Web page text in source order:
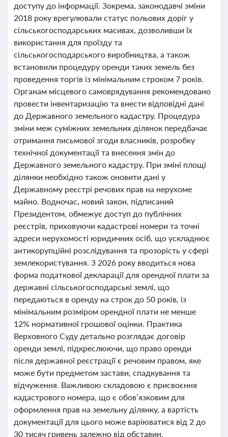
доступу до інформації. Зокрема, законодавчі зміни
2018 року врегулювали статус польових доріг у
сільськогосподарських масивах, дозволивши їх
використання для проїзду та
сільськогосподарського виробництва, а також
встановили процедуру оренди таких земель без
проведення торгів із мінімальним строком 7 років.
Органам місцевого самоврядування рекомендовано
провести інвентаризацію та внести відповідні дані
до Державного земельного кадастру. Процедура
зміни меж суміжних земельних ділянок передбачає
отримання письмової згоди власників, розробку
технічної документації та внесення змін до
Державного земельного кадастру. При зміні площі
ділянки необхідно також оновити дані у
Державному реєстрі речових прав на нерухоме
майно. Водночас, новий закон, підписаний
Президентом, обмежує доступ до публічних
реєстрів, приховуючи кадастрові номери та точні
адреси нерухомості юридичних осіб, що ускладнює
антикорупційні розслідування та прозорість у сфері
землекористування. З 2026 року вводиться нова
форма податкової декларації для орендної плати за
державні сільськогосподарські землі, що
передаються в оренду на строк до 50 років, із
мінімальним розміром орендної плати не менше
12% нормативної грошової оцінки. Практика
Верховного Суду детально розглядає договір
оренди землі, підкреслюючи, що право оренди
після державної реєстрації є речовим правом, яке
може бути предметом застави, спадкування та
відчуження. Важливою складовою є присвоєння
кадастрового номера, що є обов’язковим для
оформлення прав на земельну ділянку, а вартість
документації для цього може варіюватися від 2 до
30 тисяч гривень залежно від обставин.